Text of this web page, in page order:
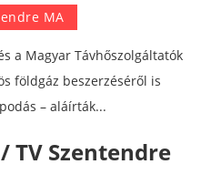
MA
a Magyar Távhőszolgáltatók
földgáz beszerzéséről is
– aláírták...
TV Szentendre